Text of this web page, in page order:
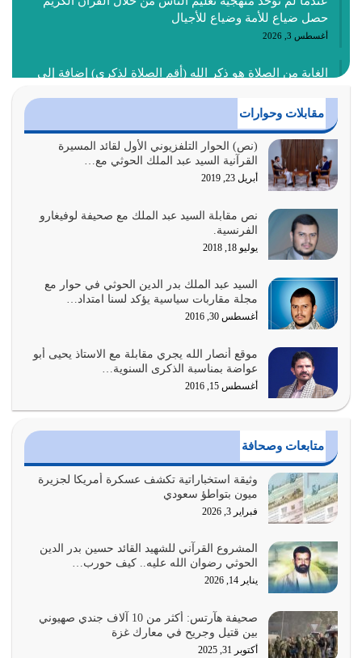
حصل ضياع للأمة وضياع للأجيال
أغسطس 3, 2026
الغاية من الصلاة هو ذكر الله (أقم الصلاة لذكري) إضافة إلى
أغسطس 2, 2026
السبب الرئيسي لشقاء الأمة الابتعاد عن كتاب الله والتعدي
لحدود الله بالإضافات للدين
أغسطس 1, 2026
أبرز أسباب الشقاء هو الإعراض عن ذكر الله وعن هدى الله
المتمثل في القرآن الكريم
يوليو 31, 2026
أولياء الشيطان كلما كانوا أكثر ولاءً وطاعة للشيطان كلما كانوا
أكثر ضعفاً
يوليو 30, 2026
وعد الله تعالى من يُقتل في سبيله بالحياة الأبدية والرزق
والاستبشار والنجاة والخلود في…
يوليو 29, 2026
القرآن الكريم هو أهم مصدر لمعرفة رسول الله معرفة سيرته
معرفة شخصيته معرفة عظمته
يوليو 28, 2026
هل نحن من الصالحين؟ قيِّم نفسك هنا اترك القرآن على أصله
وأعرض نفسك، وأعرض ما لديك على…
يوليو 27, 2026
عندما يكون عدوك هو عدو الله معناه أن تكون نقاط الضعف
فيه كثيرة وسينصرك الله عليه إذا…
يوليو 26, 2026
أراد الله لهذه الأمة ان تكون خير امة أخرجت للناس بالنهوض
مقابلات وحوارات
(نص) الحوار التلفزيوني الأول لقائد المسيرة
القرآنية السيد عبد الملك الحوثي مع…
أبريل 23, 2019
نص مقابلة السيد عبد الملك مع صحيفة لوفيغارو
الفرنسية.
يوليو 18, 2018
السيد عبد الملك بدر الدين الحوثي في حوار مع
مجلة مقاربات سياسية يؤكد لسنا امتداد…
أغسطس 30, 2016
موقع أنصار الله يجري مقابلة مع الاستاذ يحيى أبو
عواضة بمناسبة الذكرى السنوية…
أغسطس 15, 2016
متابعات وصحافة
وثيقة استخباراتية تكشف عسكرة أمريكا لجزيرة
ميون بتواطؤ سعودي
فبراير 3, 2026
المشروع القرآني للشهيد القائد حسين بدر الدين
الحوثي رضوان الله عليه.. كيف حورب…
يناير 14, 2026
صحيفة هآرتس: أكثر من 10 آلاف جندي صهيوني
بين قتيل وجريح في معارك غزة
أكتوبر 31, 2025